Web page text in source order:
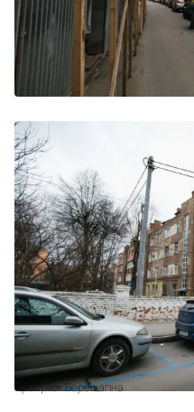
Провулок Верещагіна